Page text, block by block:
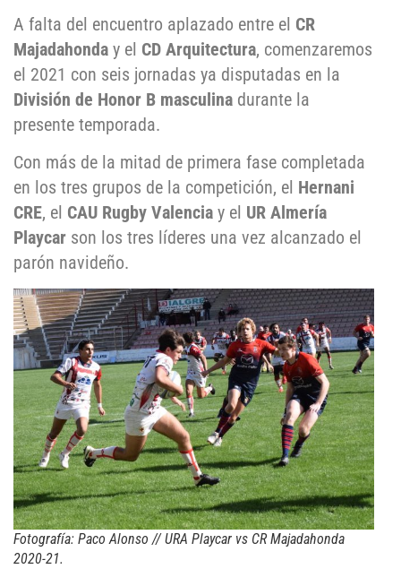
A falta del encuentro aplazado entre el CR
Majadahonda y el CD Arquitectura, comenzaremos
el 2021 con seis jornadas ya disputadas en la
División de Honor B masculina durante la
presente temporada.
Con más de la mitad de primera fase completada
en los tres grupos de la competición, el Hernani
CRE, el CAU Rugby Valencia y el UR Almería
Playcar son los tres líderes una vez alcanzado el
parón navideño.
Fotografía: Paco Alonso // URA Playcar vs CR Majadahonda
2020-21.